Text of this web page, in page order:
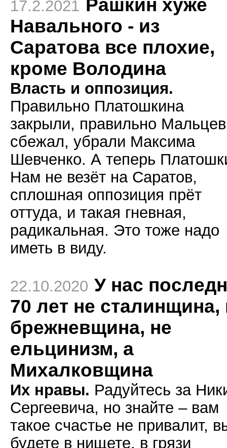
17.2.2021 Рашкин хуже
Навального - из
Саратова все плохие,
кроме Володина
Власть и оппозиция.
Правильно Платошкина
закрыли, правильно Мальцев
сбежал, убрали Максима
Шевченко. А теперь
Нам не везёт на Саратов,
сплошная оппозиция прёт
оттуда, и такая гневная,
радикальная. Это тоже надо
иметь в виду.
22.10.2020 У нас
70 лет не сталинщина,
брежневщина, не
ельцинизм, а
Михалковщина
Их нравы. Радуйтесь за
Сергеевича, но знайте – вам
такое счастье не привалит,
будете в нищете, в грязи